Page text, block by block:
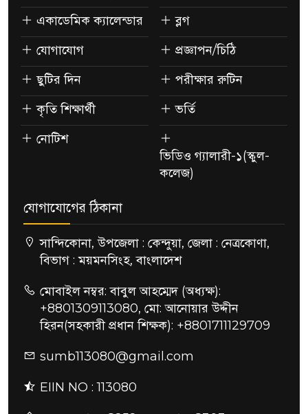
একাডেমিক ক্যালেন্ডার
যোগাযোগ
ছুটির দিন
কৃতি শিক্ষার্থী
নোটিশ
ব্লগ
প্রজ্ঞাপন/চিঠি
পরীক্ষার রুটিন
ভর্তি
ভিডিও গ্যালারী-১(স্কুল-
কলেজ)
যোগাযোগের ঠিকানা
সান্দিকোনা, উপজেলা : কেন্দুয়া, জেলা : নেত্রকোণা,
বিভাগ : ময়মনসিংহ, বাংলাদেশ
মোবাইল নম্বর: বাবুল আহম্মেদ (অধ্যক্ষ):
+8801309113080, মো: আনোয়ার উদ্দীন
হিরন(সহকারী প্রধান শিক্ষক): +8801711129709
sumb113080@gmail.com
EIIN NO : 113080